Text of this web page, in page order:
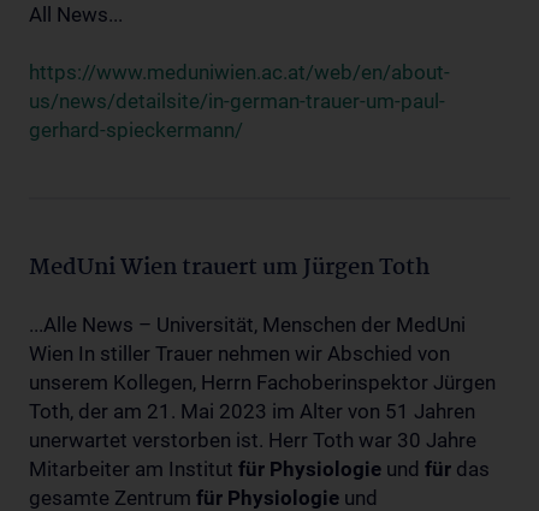
All News...
https://www.meduniwien.ac.at/web/en/about-
us/news/detailsite/in-german-trauer-um-paul-
gerhard-spieckermann/
MedUni Wien trauert um Jürgen Toth
...Alle News – Universität, Menschen der MedUni
Wien In stiller Trauer nehmen wir Abschied von
unserem Kollegen, Herrn Fachoberinspektor Jürgen
Toth, der am 21. Mai 2023 im Alter von 51 Jahren
unerwartet verstorben ist. Herr Toth war 30 Jahre
Mitarbeiter am Institut für Physiologie und für das
gesamte Zentrum für Physiologie und